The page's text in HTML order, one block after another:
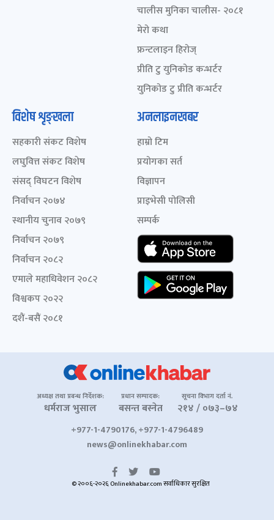
चालीस मुनिका चालीस- २०८१
मेरो कथा
फ्रन्टलाइन हिरोज्
प्रीति टु युनिकोड कन्भर्टर
युनिकोड टु प्रीति कन्भर्टर
विशेष शृङ्खला
सहकारी संकट विशेष
लघुवित्त संकट विशेष
संसद् विघटन विशेष
निर्वाचन २०७४
स्थानीय चुनाव २०७९
निर्वाचन २०७९
निर्वाचन २०८२
एमाले महाधिवेशन २०८२
विश्वकप २०२२
दशैं-बसैं २०८१
अनलाइनखबर
हाम्रो टिम
प्रयोगका सर्त
विज्ञापन
प्राइभेसी पोलिसी
सम्पर्क
अध्यक्ष तथा प्रबन्ध निर्देशक:
धर्मराज भुसाल
प्रधान सम्पादक:
बसन्त बस्नेत
सूचना विभाग दर्ता नं.
२१४ / ०७३–७४
+977-1-4790176, +977-1-4796489
news@onlinekhabar.com
© २००६-२०२६ Onlinekhabar.com सर्वाधिकार सुरक्षित